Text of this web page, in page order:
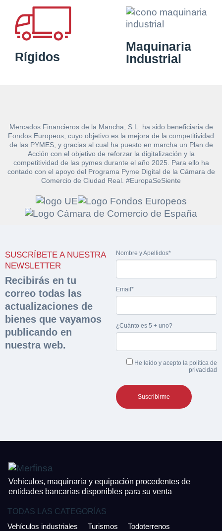
Rígidos
Maquinaria
Industrial
Mercados Financieros de la Mancha, S.L. ha sido beneficiaria de
Fondos Europeos, cuyo objetivo es la mejora de la competitividad
de las PYMES, y gracias al cual ha puesto en marcha un Plan de
Acción con el objetivo de reforzar la digitalización y la
competitividad de las pymes durante el año 2025. Para ello ha
contado con el apoyo del Programa Pyme Digital de la Cámara de
Comercio de Ciudad Real. #EuropaSeSiente
SUSCRÍBETE A NUESTRA
NEWSLETTER
Recibirás en tu
correo todas las
actualizaciones de
bienes que vayamos
publicando en
nuestra web.
Nombre y Apellidos*
Email*
¿Cuánto es 5 + uno?
He leído y acepto la política de
privacidad
Vehiculos, maquinaria y equipación procedentes de
entidades bancarias disponibles para su venta
TODAS LAS CATEGORÍAS
Vehículos industriales
Turismos Todoterrenos
documentación
sobre la peritación
Rellene este formulario y recibirá en su email el
enlace para descargar la documentación
Nombre y Apellidos*
Hacer Oferta
Razón social* CIF/DNI Ofertante*
Teléfono* Email*
Nombre y Apellidos*
Sobre Merfinsa
Venta de bienes muebles
Vehículos